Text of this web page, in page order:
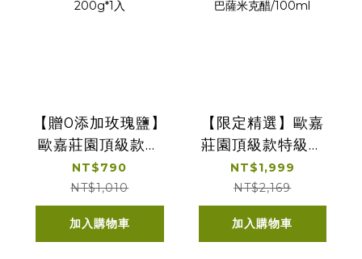
【贈0添加玫瑰鹽】
歐嘉莊園頂級款特
級冷壓初榨橄欖油
500ml贈粉紅玫瑰
鹽撒式細鹽 200g*1
入
NT$790
NT$1,010
加入購物車
【限定精選】歐嘉
莊園頂級款特級冷
壓初榨橄欖油品種
500ml+典釀義大利
經典十年巴薩米克
醋/100ml
NT$1,999
NT$2,169
加入購物車